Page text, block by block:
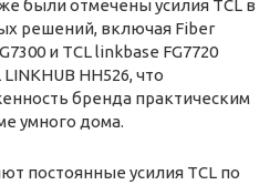
были отмечены усилия TCL в
решений, включая Fiber
и TCL linkbase FG7720
HH526, что
бренда практическим
умного дома.
постоянные усилия TCL по